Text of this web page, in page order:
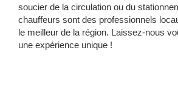
soucier de la circulation ou du
chauffeurs sont des professionnels
le meilleur de la région. Laissez-nous
une expérience unique !